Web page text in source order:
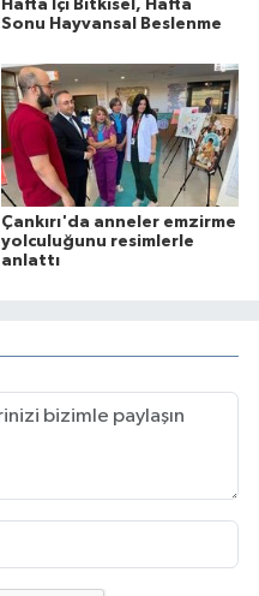
Hafta İçi Bitkisel, Hafta
Sonu Hayvansal Beslenme
Çankırı'da anneler emzirme
yolculuğunu resimlerle
anlattı